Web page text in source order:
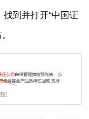
到并打开“中国证